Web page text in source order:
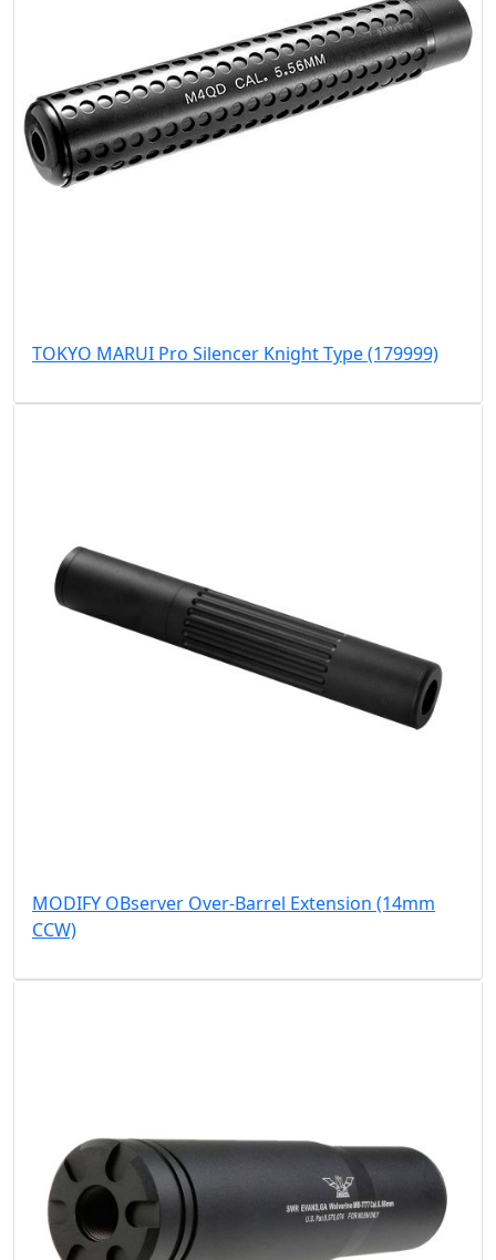
TOKYO MARUI Pro Silencer Knight Type (179999)
MODIFY OBserver Over-Barrel Extension (14mm
CCW)